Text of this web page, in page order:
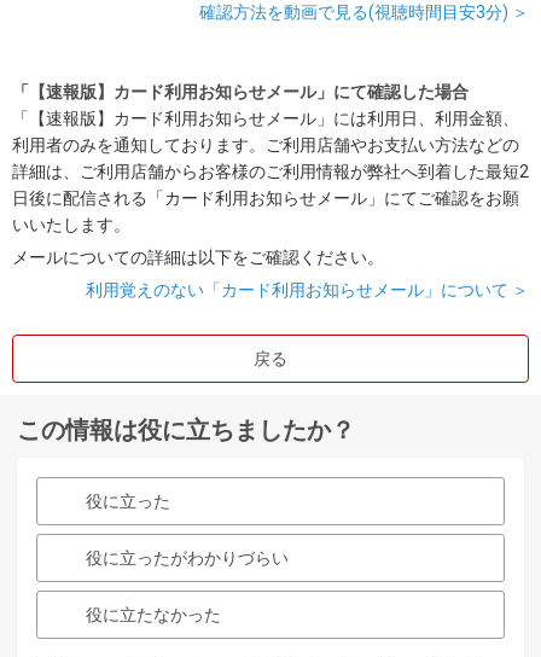
確認方法を動画で見る(視聴時間目安3分) ＞
「【速報版】カード利用お知らせメール」にて確認した場合
「【速報版】カード利用お知らせメール」には利用日、利用金額、
利用者のみを通知しております。ご利用店舗やお支払い方法などの
詳細は、ご利用店舗からお客様のご利用情報が弊社へ到着した最短2
日後に配信される「カード利用お知らせメール」にてご確認をお願
いいたします。
メールについての詳細は以下をご確認ください。
利用覚えのない「カード利用お知らせメール」について ＞
戻る
この情報は役に立ちましたか？
役に立った
役に立ったがわかりづらい
役に立たなかった